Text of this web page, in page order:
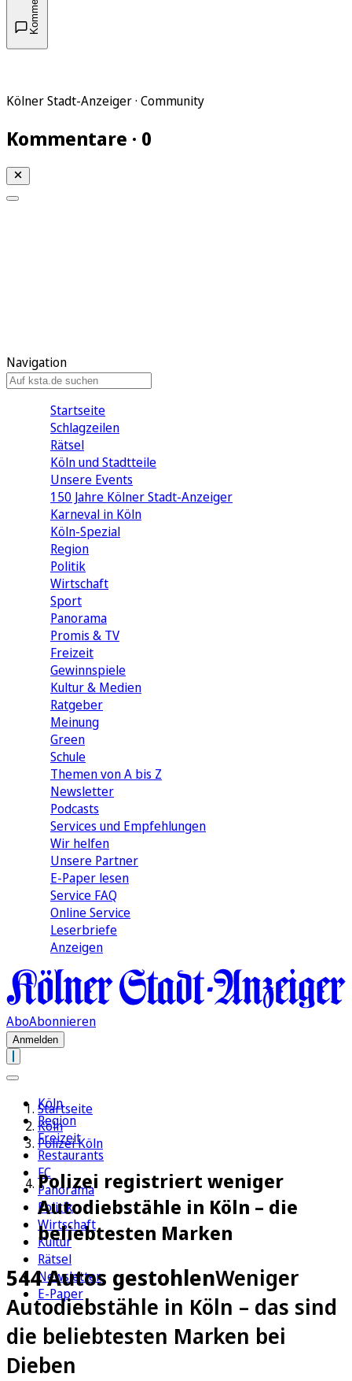
Kölner Stadt-Anzeiger · Community
Kommentare · 0
Navigation
Startseite
Schlagzeilen
Rätsel
Köln und Stadtteile
Unsere Events
150 Jahre Kölner Stadt-Anzeiger
Karneval in Köln
Köln-Spezial
Region
Politik
Wirtschaft
Sport
Panorama
Promis & TV
Freizeit
Gewinnspiele
Kultur & Medien
Ratgeber
Meinung
Green
Schule
Themen von A bis Z
Newsletter
Podcasts
Services und Empfehlungen
Wir helfen
Unsere Partner
E-Paper lesen
Service FAQ
Online Service
Leserbriefe
Anzeigen
AboAbonnieren
Anmelden
Köln
Region
Freizeit
Restaurants
FC
Panorama
Politik
Wirtschaft
Kultur
Rätsel
Newsletter
E-Paper
Startseite
Köln
Polizei Köln
Polizei registriert weniger
Autodiebstähle in Köln – die
beliebtesten Marken
544 Autos gestohlenWeniger
Autodiebstähle in Köln – das sind
die beliebtesten Marken bei
Dieben